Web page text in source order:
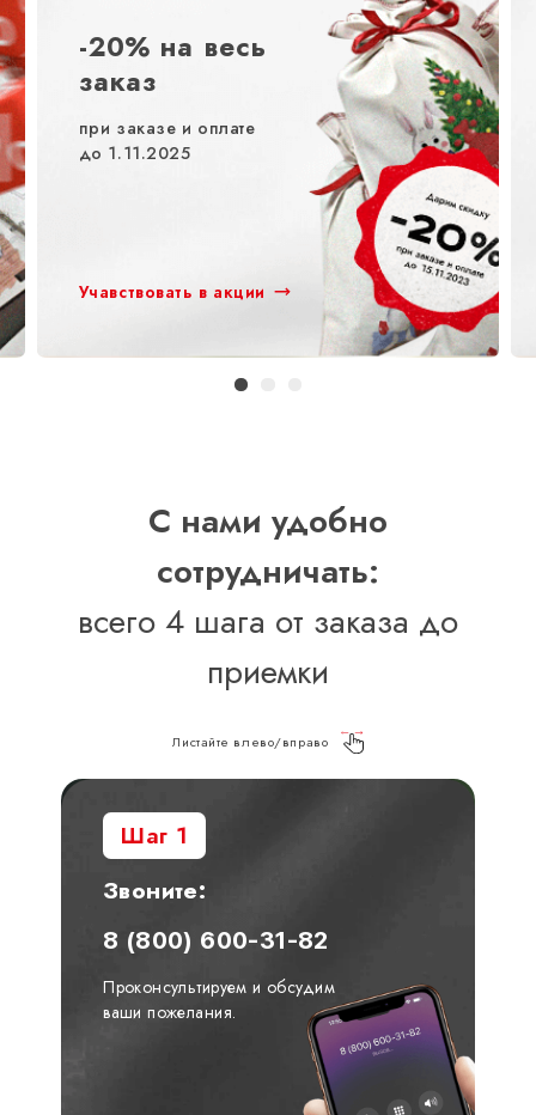
-20% на весь
заказ
при заказе и оплате
до 1.11.2025
Учавствовать в акции
С нами удобно
сотрудничать:
всего 4 шага от заказа до
приемки
Листайте влево/вправо
Шаг 1
Звоните:
8 (800) 600-31-82
Проконсультируем и обсудим
ваши пожелания.